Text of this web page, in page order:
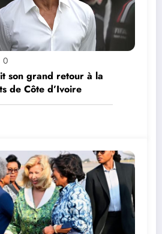
0
son grand retour à la
de Côte d’Ivoire